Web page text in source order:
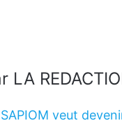
veut